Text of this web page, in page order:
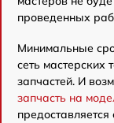
проведенных
Минимальные
сеть мастерских
запчастей. И
запчасть на